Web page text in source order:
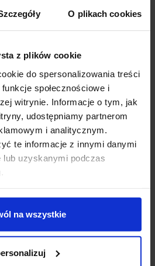
O plikach cookies
z plików cookie
do spersonalizowania treści
społecznościowe i
witrynie. Informacje o tym, jak
udostępniamy partnerom
i analitycznym.
te informacje z innymi danymi
uzyskanymi podczas
na wszystkie